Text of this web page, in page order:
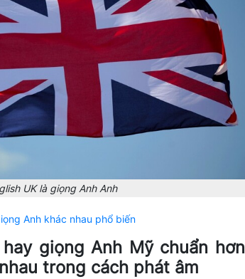
UK là giọng Anh Anh
Anh khác nhau phổ biến
giọng Anh Mỹ chuẩn
trong cách phát âm